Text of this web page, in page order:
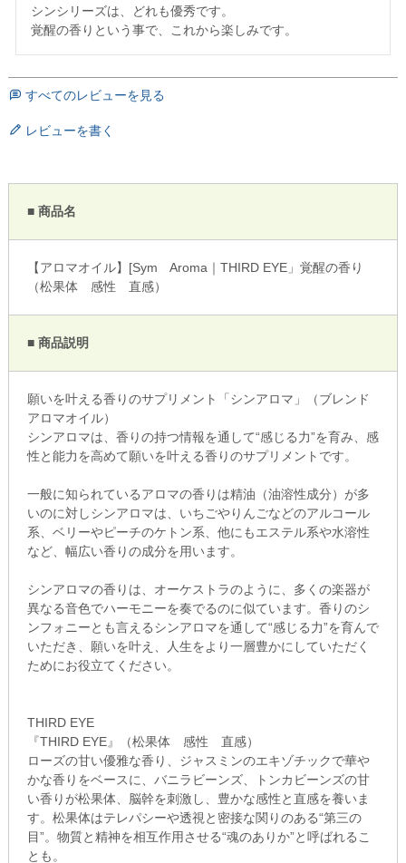
シンシリーズは、どれも優秀です。
覚醒の香りという事で、これから楽しみです。
すべてのレビューを見る
レビューを書く
■ 商品名
【アロマオイル】[Sym Aroma｜THIRD EYE」覚醒の香り
（松果体 感性 直感）
■ 商品説明
願いを叶える香りのサプリメント「シンアロマ」（ブレンド
アロマオイル）
シンアロマは、香りの持つ情報を通して“感じる力”を育み、感
性と能力を高めて願いを叶える香りのサプリメントです。
一般に知られているアロマの香りは精油（油溶性成分）が多
いのに対しシンアロマは、いちごやりんごなどのアルコール
系、ベリーやピーチのケトン系、他にもエステル系や水溶性
など、幅広い香りの成分を用います。
シンアロマの香りは、オーケストラのように、多くの楽器が
異なる音色でハーモニーを奏でるのに似ています。香りのシ
ンフォニーとも言えるシンアロマを通して“感じる力”を育んで
いただき、願いを叶え、人生をより一層豊かにしていただく
ためにお役立てください。
THIRD EYE
『THIRD EYE』（松果体 感性 直感）
ローズの甘い優雅な香り、ジャスミンのエキゾチックで華や
かな香りをベースに、バニラビーンズ、トンカビーンズの甘
い香りが松果体、脳幹を刺激し、豊かな感性と直感を養いま
す。松果体はテレパシーや透視と密接な関りのある“第三の
目”。物質と精神を相互作用させる“魂のありか”と呼ばれるこ
とも。